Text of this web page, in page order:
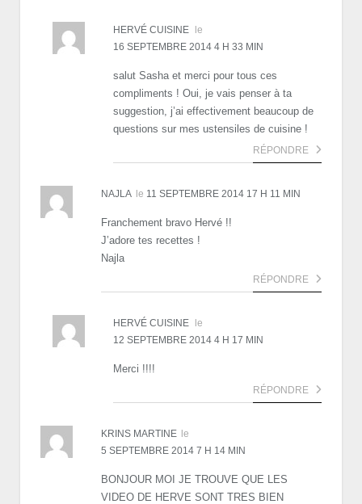
HERVÉ CUISINE le
16 SEPTEMBRE 2014 4 H 33 MIN
salut Sasha et merci pour tous ces
compliments ! Oui, je vais penser à ta
suggestion, j’ai effectivement beaucoup de
questions sur mes ustensiles de cuisine !
RÉPONDRE
NAJLA le 11 SEPTEMBRE 2014 17 H 11 MIN
Franchement bravo Hervé !!
J’adore tes recettes !
Najla
RÉPONDRE
HERVÉ CUISINE le
12 SEPTEMBRE 2014 4 H 17 MIN
Merci !!!!
RÉPONDRE
KRINS MARTINE le
5 SEPTEMBRE 2014 7 H 14 MIN
BONJOUR MOI JE TROUVE QUE LES
VIDEO DE HERVE SONT TRES BIEN